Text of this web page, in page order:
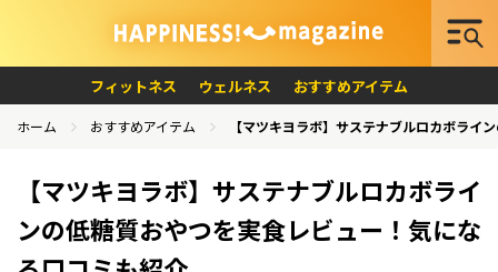
フィットネス ウェルネス おすすめアイテム
ホーム おすすめアイテム 【マツキヨラボ】サステナブルロカボライ
【マツキヨラボ】サステナブルロカボライ
ンの低糖質おやつを実食レビュー！気にな